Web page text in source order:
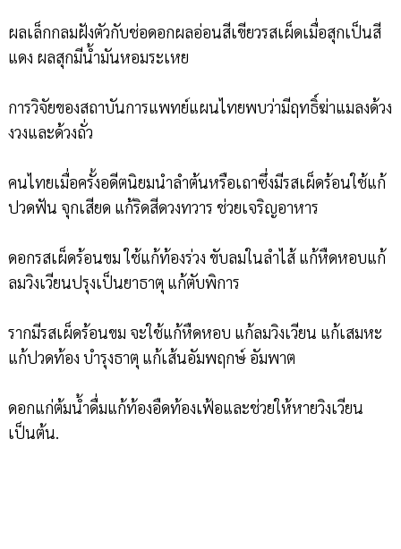
ผลเล็กกลมฝังตัวกับช่อดอกผลอ่อนสีเขียวรสเผ็ดเมื่อสุกเป็นสี
แดง ผลสุกมีน้ำมันหอมระเหย
การวิจัยของสถาบันการแพทย์แผนไทยพบว่ามีฤทธิ์ฆ่าแมลงด้วง
งวงและด้วงถั่ว
คนไทยเมื่อครั้งอดีตนิยมนำลำต้นหรือเถาซึ่งมีรสเผ็ดร้อนใช้แก้
ปวดฟัน จุกเสียด แก้ริดสีดวงทวาร ช่วยเจริญอาหาร
ดอกรสเผ็ดร้อนขม ใช้แก้ท้องร่วง ขับลมในลำไส้ แก้หืดหอบแก้
ลมวิงเวียนปรุงเป็นยาธาตุ แก้ตับพิการ
รากมีรสเผ็ดร้อนขม จะใช้แก้หืดหอบ แก้ลมวิงเวียน แก้เสมหะ
แก้ปวดท้อง บำรุงธาตุ แก้เส้นอัมพฤกษ์ อัมพาต
ดอกแก่ต้มน้ำดื่มแก้ท้องอืดท้องเฟ้อและช่วยให้หายวิงเวียน
เป็นต้น.